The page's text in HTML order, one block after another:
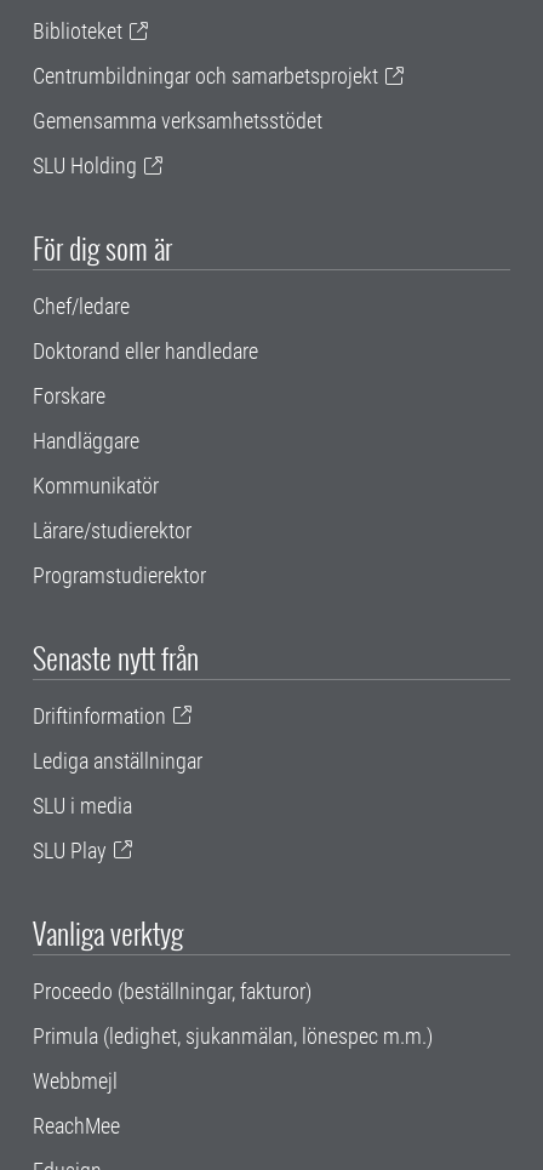
Biblioteket
Centrumbildningar och samarbetsprojekt
Gemensamma verksamhetsstödet
SLU Holding
För dig som är
Chef/ledare
Doktorand eller handledare
Forskare
Handläggare
Kommunikatör
Lärare/studierektor
Programstudierektor
Senaste nytt från
Driftinformation
Lediga anställningar
SLU i media
SLU Play
Vanliga verktyg
Proceedo (beställningar, fakturor)
Primula (ledighet, sjukanmälan, lönespec m.m.)
Webbmejl
ReachMee